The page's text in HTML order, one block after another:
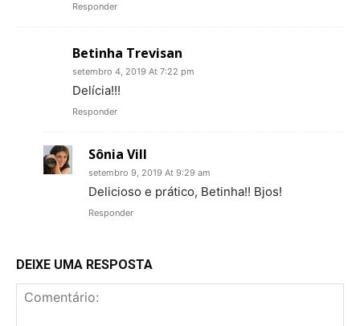
Responder
Betinha Trevisan
setembro 4, 2019 At 7:22 pm
Delícia!!!
Responder
Sônia Vill
setembro 9, 2019 At 9:29 am
Delicioso e prático, Betinha!! Bjos!
Responder
DEIXE UMA RESPOSTA